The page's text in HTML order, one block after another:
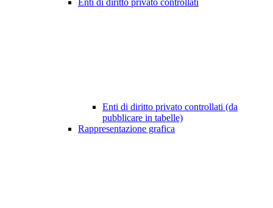
Enti di diritto privato controllati
Enti di diritto privato controllati (da
pubblicare in tabelle)
Rappresentazione grafica